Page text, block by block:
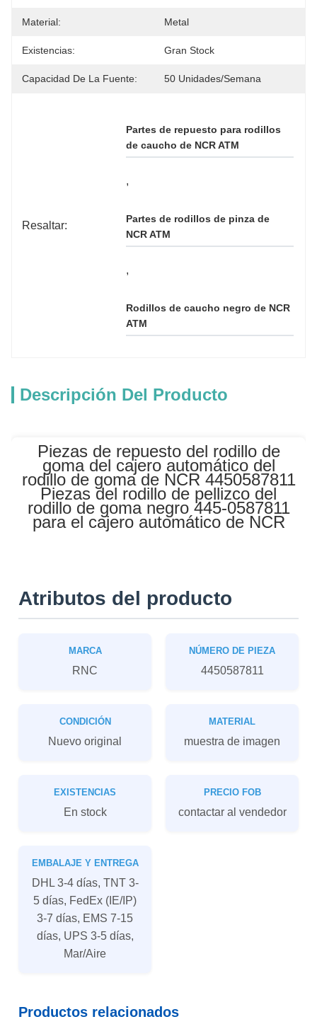
Material: Metal
Existencias: Gran Stock
Capacidad De La Fuente: 50 Unidades/semana
Resaltar:
Partes de repuesto para rodillos
de caucho de NCR ATM
,
Partes de rodillos de pinza de
NCR ATM
,
Rodillos de caucho negro de NCR
ATM
Descripción Del Producto
Piezas de repuesto del rodillo de
goma del cajero automático del
rodillo de goma de NCR 4450587811
Piezas del rodillo de pellizco del
rodillo de goma negro 445-0587811
para el cajero automático de NCR
Atributos del producto
MARCA
RNC
NÚMERO DE PIEZA
4450587811
CONDICIÓN
Nuevo original
MATERIAL
muestra de imagen
EXISTENCIAS
En stock
PRECIO FOB
contactar al vendedor
EMBALAJE Y ENTREGA
DHL 3-4 días, TNT 3-
5 días, FedEx (IE/IP)
3-7 días, EMS 7-15
días, UPS 3-5 días,
Mar/Aire
Productos relacionados